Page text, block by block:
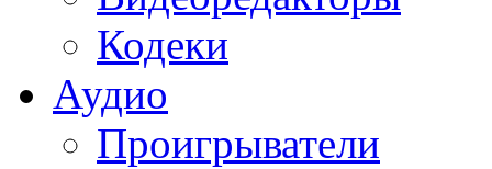
Кодеки
Аудио
Проигрыватели